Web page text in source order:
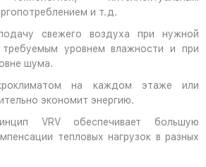
и т.д.
свежего воздуха при нужной
уровнем влажности и при
шума.
на каждом этаже или
экономит энергию.
VRV обеспечивает большую
тепловых нагрузок в разных